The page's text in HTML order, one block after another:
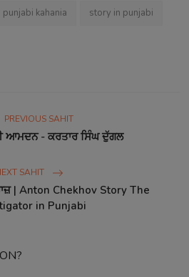
punjabi kahania story in punjabi
PREVIOUS SAHIT
ਆਮਦਨ - ਕਰਤਾਰ ਸਿੰਘ ਦੁੱਗਲ
SAHIT
| Anton Chekhov Story The
in Punjabi